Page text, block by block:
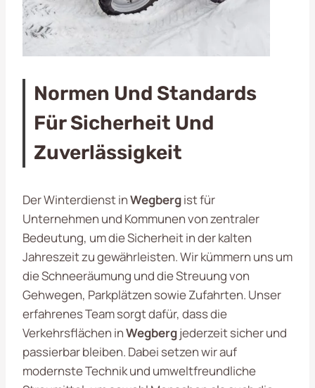
Normen Und Standards
Für Sicherheit Und
Zuverlässigkeit
Der Winterdienst inWegbergist für
Unternehmen und Kommunen von zentraler
Bedeutung, um die Sicherheit in der kalten
Jahreszeit zu gewährleisten. Wir kümmern uns um
die Schneeräumung und die Streuung von
Gehwegen, Parkplätzen sowie Zufahrten. Unser
erfahrenes Team sorgt dafür, dass die
Verkehrsflächen inWegbergjederzeit sicher und
passierbar bleiben. Dabei setzen wir auf
modernste Technik und umweltfreundliche